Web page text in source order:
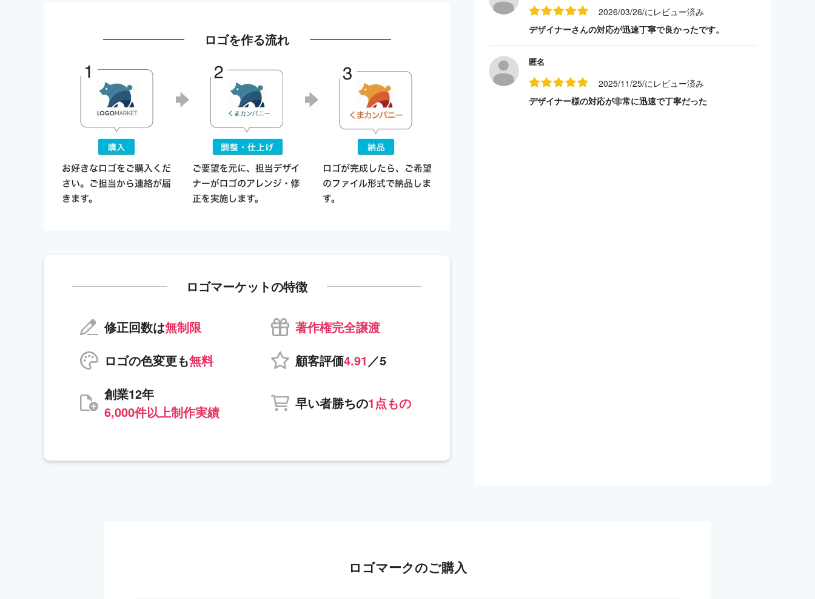
ロゴを作る流れ
ロゴマーケットの特徴
修正回数は無制限
著作権完全譲渡
ロゴの色変更も無料 顧客評価4.91 ／5
創業12年
6,000件以上制作実績
早い者勝ちの1点もの
2026/03/26/にレビュー済み
デザイナーさんの対応が迅速丁寧で良かったです。
匿名
2025/11/25/にレビュー済み
デザイナー様の対応が非常に迅速で丁寧だった
ロゴマークのご購入